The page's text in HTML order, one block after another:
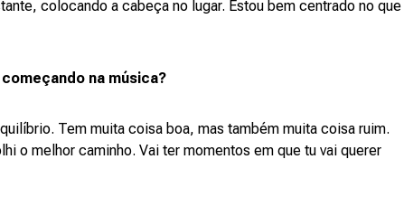
colocando a cabeça no lugar. Estou bem centrado no que
na música?
Tem muita coisa boa, mas também muita coisa ruim.
o melhor caminho. Vai ter momentos em que tu vai querer